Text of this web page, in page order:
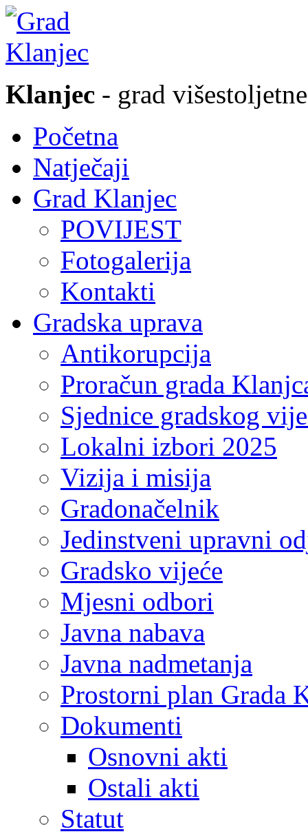
Klanjec - grad
Početna
Natječaji
Grad Klanjec
POVIJEST
Fotogalerija
Kontakti
Gradska uprava
Antikorupcija
Proračun grada
Sjednice gradskog
Lokalni izbori 2025
Vizija i misija
Gradonačelnik
Jedinstveni upravni
Gradsko vijeće
Mjesni odbori
Javna nabava
Javna nadmetanja
Prostorni plan Grada
Dokumenti
Osnovni akti
Ostali akti
Statut